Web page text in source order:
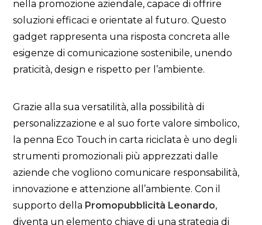
nella promozione aziendale, capace di offrire
soluzioni efficaci e orientate al futuro. Questo
gadget rappresenta una risposta concreta alle
esigenze di comunicazione sostenibile, unendo
praticità, design e rispetto per l’ambiente.
Grazie alla sua versatilità, alla possibilità di
personalizzazione e al suo forte valore simbolico,
la penna Eco Touch in carta riciclata è uno degli
strumenti promozionali più apprezzati dalle
aziende che vogliono comunicare responsabilità,
innovazione e attenzione all’ambiente. Con il
supporto della Promopubblicità Leonardo,
diventa un elemento chiave di una strategia di